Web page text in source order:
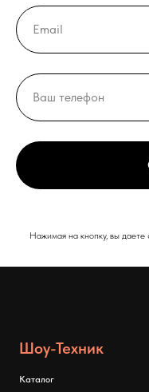
Нажимая на кнопку, вы даете
Шоу-Техник
Каталог